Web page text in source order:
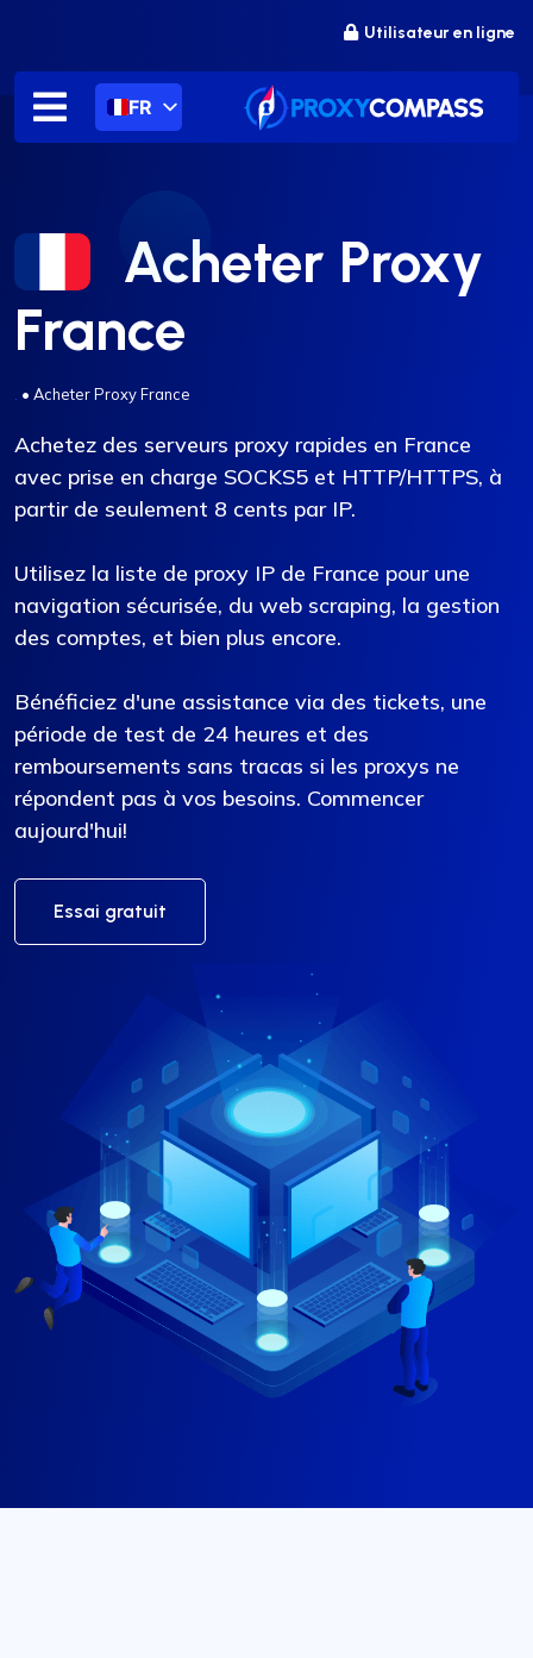
contenu
Utilisateur en ligne
FR
Acheter Proxy
France
• Acheter Proxy France
Achetez des serveurs proxy rapides en France
avec prise en charge SOCKS5 et HTTP/HTTPS, à
partir de seulement 8 cents par IP.
Utilisez la liste de proxy IP de France pour une
navigation sécurisée, du web scraping, la gestion
des comptes, et bien plus encore.
Bénéficiez d'une assistance via des tickets, une
période de test de 24 heures et des
remboursements sans tracas si les proxys ne
répondent pas à vos besoins. Commencer
aujourd'hui!
Essai gratuit